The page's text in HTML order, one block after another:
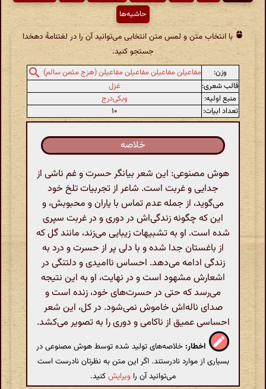
حاشیه‌ها
با انتخاب متن و لمس متن انتخابی می‌توانید آن را در لغتنامهٔ دهخدا
جستجو کنید.
وزن:
مفاعیلن مفاعیلن مفاعیلن مفاعیلن (هزج مثمن سالم)
قالب شعری:
غزل
منبع اولیه:
ویکی‌درج
تعداد ابیات:
۱۰
خلاصه
هوش مصنوعی: این شعر بیانگر حسرت و غم ناشی از
جدایی و غربت است. شاعر از تجربیات تلخ خود
می‌گوید، از جمله عدم تماس با یاران و محبوبش، و
این که چگونه زندگی‌اش در دوری و در غربت سپری
شده است. او به تشبیهات زیبایی می‌زند، مانند گل که
از باغستان جدا شده و با دلی پر از حسرت و درد به
زندگی ادامه می‌دهد. احساس ناامیدی و دلتنگی در
اشعارش مشهود است و در نهایت، او به این نتیجه
می‌رسد که حتی در حسرت‌های خود، زنده است و
صدای ناله‌اش خاموش نمی‌شود. در کل، این شعر
احساسی عمیق از ناکامی و دوری را به تصویر می‌کشد.
اخطار: خلاصه‌های تولید شده توسط هوش مصنوعی در
بسیاری از موارد نادرستند. اگر این متن به نظرتان نادرست است
می‌توانید آن را ویرایشکنید.